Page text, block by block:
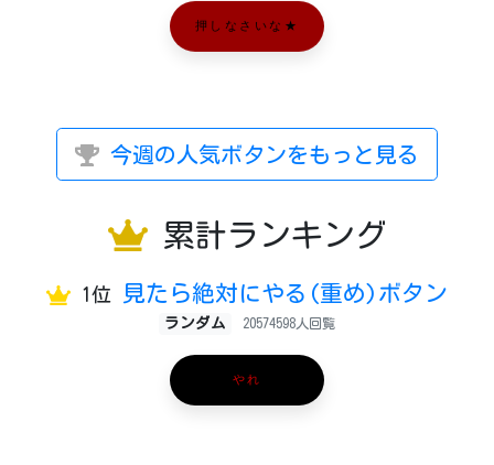
押しなさいな★
今週の人気ボタンをもっと見る
累計ランキング
1位 見たら絶対にやる(重め)ボタン
ランダム 20574598人回覧
やれ